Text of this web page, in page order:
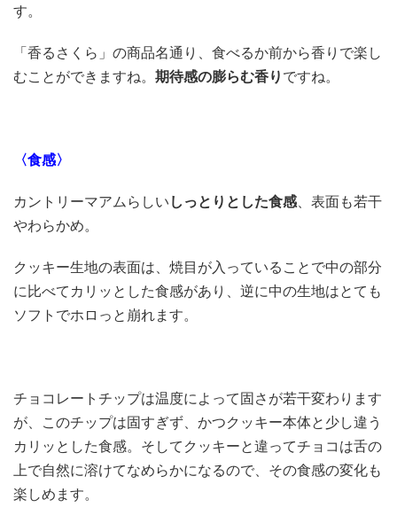
す。
「香るさくら」の商品名通り、食べるか前から香りで楽し
むことができますね。 期待感の膨らむ香り ですね。
〈食感〉
カントリーマアムらしい しっとりとした食感 、表面も若干
やわらかめ。
クッキー生地の表面は、焼目が入っていることで中の部分
に比べてカリッとした食感があり、逆に中の生地はとても
ソフトでホロっと崩れます。
チョコレートチップは温度によって固さが若干変わります
が、このチップは固すぎず、かつクッキー本体と少し違う
カリッとした食感。そしてクッキーと違ってチョコは舌の
上で自然に溶けてなめらかになるので、その食感の変化も
楽しめます。